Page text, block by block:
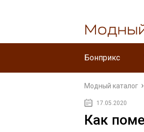
Бонприкс
Модный каталог
17.05.2020
Как